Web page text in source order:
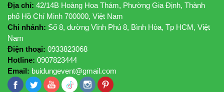
Địa chỉ: 42/14B Hoàng Hoa Thám, Phường Gia Định, Thành
phố Hồ Chí Minh 700000, Việt Nam
Chi nhánh: Số 8, đường Vĩnh Phú 8, Bình Hòa, Tp HCM, Việt
Nam
Điện thoại: 0933823068
Hotline: 0907823444
Email: buidungevent@gmail.com